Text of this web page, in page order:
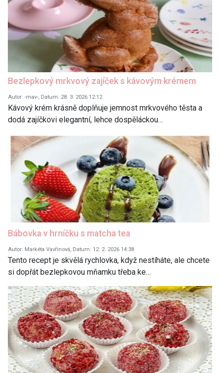
Bezlepkový mrkvový zajíček s kávovým krémem
Autor: -mav-, Datum: 28. 3. 2026 12:12
Kávový krém krásně doplňuje jemnost mrkvového těsta a
dodá zajíčkovi elegantní, lehce dospěláckou…
Bábovka v hrníčku s matcha tea
Autor: Markéta Vavřinová, Datum: 12. 2. 2026 14:38
Tento recept je skvělá rychlovka, když nestíháte, ale chcete
si dopřát bezlepkovou mňamku třeba ke…